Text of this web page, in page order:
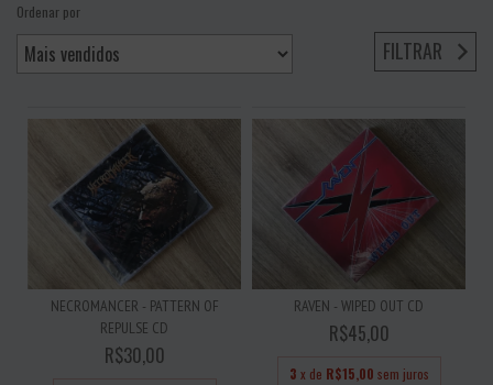
Ordenar por
FILTRAR
NECROMANCER - PATTERN OF
REPULSE CD
R$30,00
RAVEN - WIPED OUT CD
R$45,00
3 x de R$15,00 sem juros